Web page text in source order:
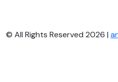
© All Rights Reserved 2026 |